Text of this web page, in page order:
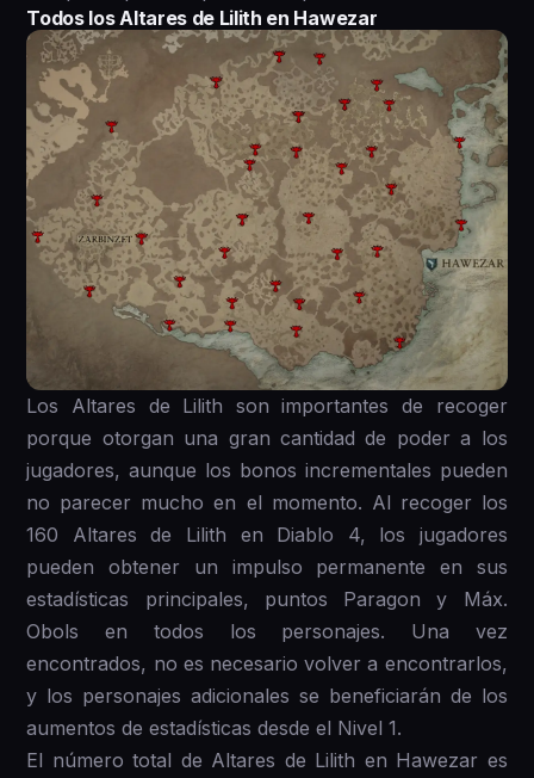
Todos los Altares de Lilith en Hawezar
Los Altares de Lilith son importantes de recoger
porque otorgan una gran cantidad de poder a los
jugadores, aunque los bonos incrementales pueden
no parecer mucho en el momento. Al recoger los
160 Altares de Lilith en Diablo 4, los jugadores
pueden obtener un impulso permanente en sus
estadísticas principales, puntos Paragon y Máx.
Obols en todos los personajes. Una vez
encontrados, no es necesario volver a encontrarlos,
y los personajes adicionales se beneficiarán de los
aumentos de estadísticas desde el Nivel 1.
El número total de Altares de Lilith en Hawezar es